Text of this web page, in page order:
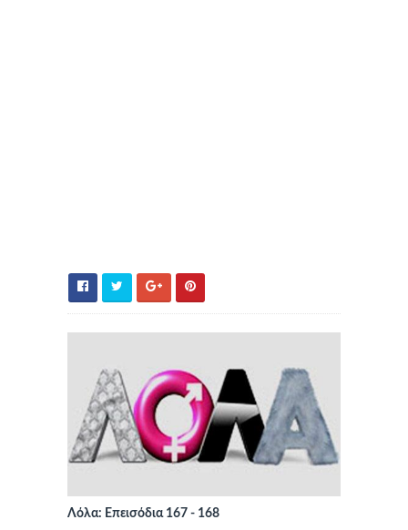
Λόλα: Επεισόδια 167 - 168